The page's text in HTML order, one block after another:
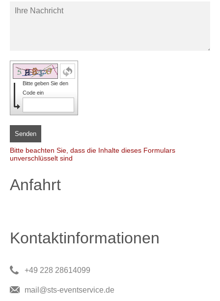
Bitte geben Sie den
Code ein
Senden
Bitte beachten Sie, dass die Inhalte dieses Formulars
unverschlüsselt sind
Anfahrt
Kontaktinformationen
+49 228 28614099
mail@sts-eventservice.de